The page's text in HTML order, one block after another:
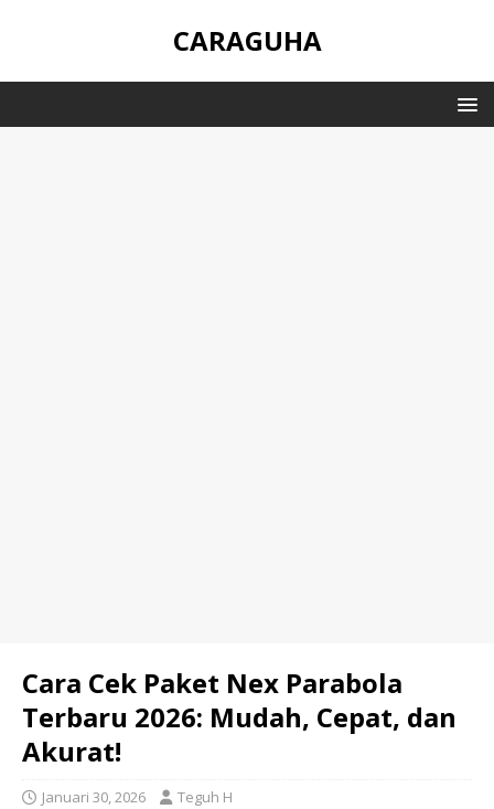
CARAGUHA
Cara Cek Paket Nex Parabola
Terbaru 2026: Mudah, Cepat, dan
Akurat!
Januari 30, 2026 Teguh H